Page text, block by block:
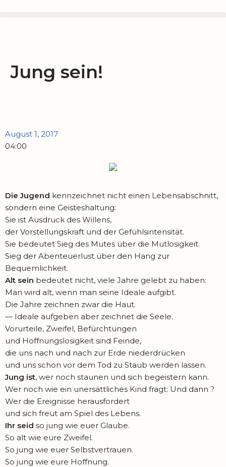
Jung sein!
August 1, 2017
04:00
Die Jugend kennzeichnet nicht einen Lebensabschnitt,
sondern eine Geisteshaltung:
Sie ist Ausdruck des Willens,
der Vorstellungskraft und der Gefühlsintensität.
Sie bedeutet Sieg des Mutes über die Mutlosigkeit.
Sieg der Abenteuerlust über den Hang zur
Bequemlichkeit.
Alt sein bedeutet nicht, viele Jahre gelebt zu haben:
Man wird alt, wenn man seine Ideale aufgibt.
Die Jahre zeichnen zwar die Haut.
— Ideale aufgeben aber zeichnet die Seele.
Vorurteile, Zweifel, Befürchtungen
und Hoffnungslosigkeit sind Feinde,
die uns nach und nach zur Erde niederdrücken
und uns schon vor dem Tod zu Staub werden lassen.
Jung ist, wer noch staunen und sich begeistern kann.
Wer noch wie ein unersättliches Kind fragt: Und dann ?
Wer die Ereignisse herausfordert
und sich freut am Spiel des Lebens.
Ihr seid so jung wie euer Glaube.
So alt wie eure Zweifel.
So jung wie euer Selbstvertrauen.
So jung wie eure Hoffnung.